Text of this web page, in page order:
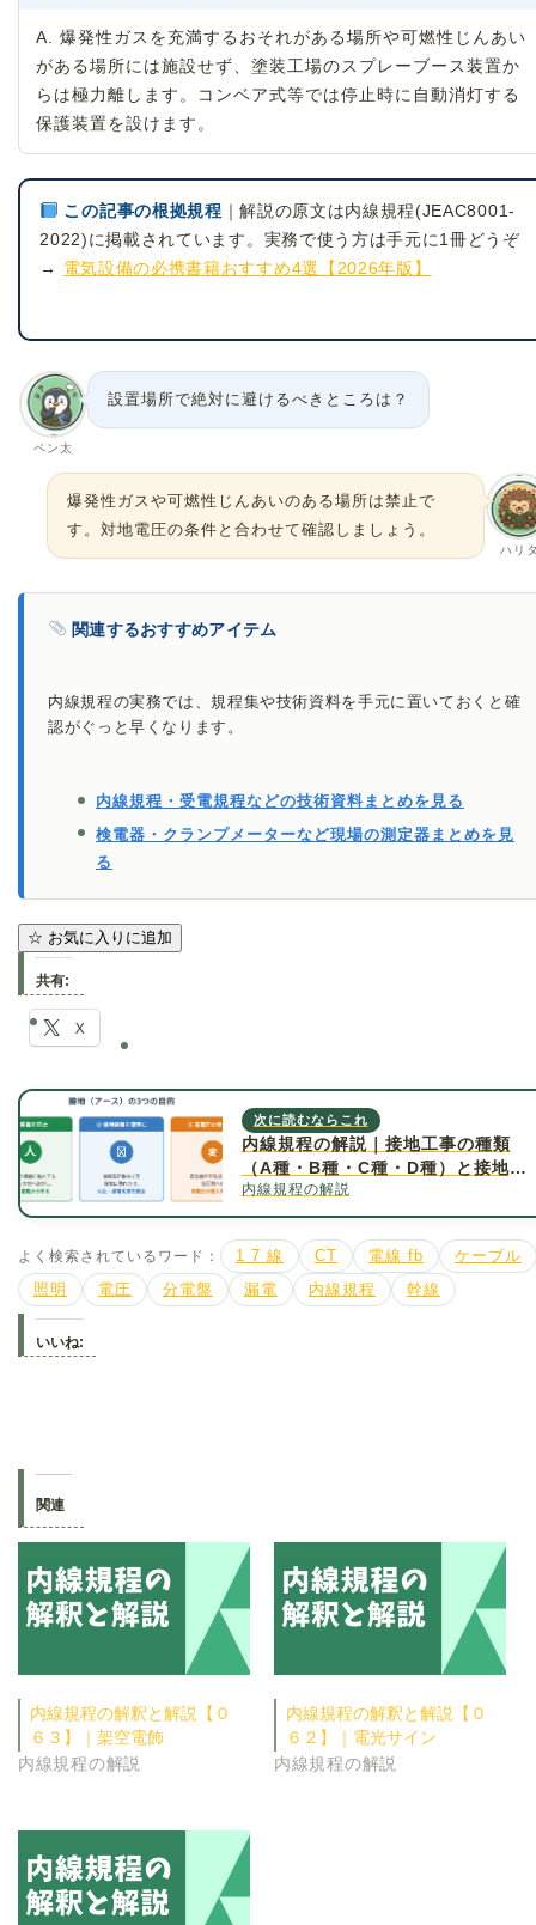
A. 爆発性ガスを充満するおそれがある場所や可燃性じんあい
がある場所には施設せず、塗装工場のスプレーブース装置か
らは極力離します。コンベア式等では停止時に自動消灯する
保護装置を設けます。
この記事の根拠規程 ｜解説の原文は内線規程(JEAC8001-
2022)に掲載されています。実務で使う方は手元に1冊どうぞ
→ 電気設備の必携書籍おすすめ4選【2026年版】
ペン太
設置場所で絶対に避けるべきところは？
ハリ
爆発性ガスや可燃性じんあいのある場所は禁止で
す。対地電圧の条件と合わせて確認しましょう。
関連するおすすめアイテム
内線規程の実務では、規程集や技術資料を手元に置いておくと確
認がぐっと早くなります。
内線規程・受電規程などの技術資料まとめを見る
検電器・クランプメーターなど現場の測定器まとめを見
る
☆ お気に入りに追加
共有:
X
次に読むならこれ
内線規程の解説｜接地工事の種類
（A種・B種・C種・D種）と接地抵
抗値について詳しく解説
内線規程の解説
よく検索されているワード： 1 7 線 CT 電線 fb
ケーブル
照明
電圧 分電盤 漏電 内線規程 幹線
いいね:
関連
内線規程の解釈と解説【０
６３】｜架空電飾
内線規程の解説
内線規程の解釈と解説【０
６２】｜電光サイン
内線規程の解説